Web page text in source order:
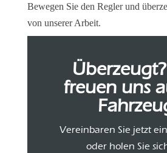
Bewegen Sie den Regler und
von unserer Arbeit.
freuen uns
Vereinbaren Sie jetzt
oder holen Sie